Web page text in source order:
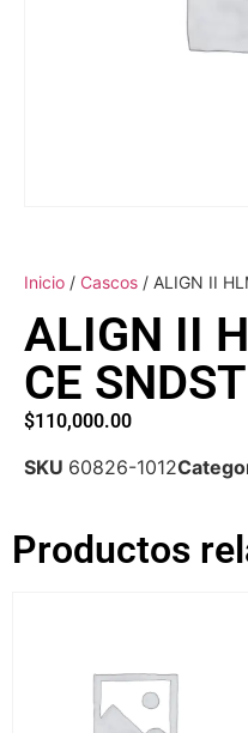
Inicio / Cascos / ALIGN II
ALIGN II
CE
$110,000.00
SKU 60826-1012
Productos